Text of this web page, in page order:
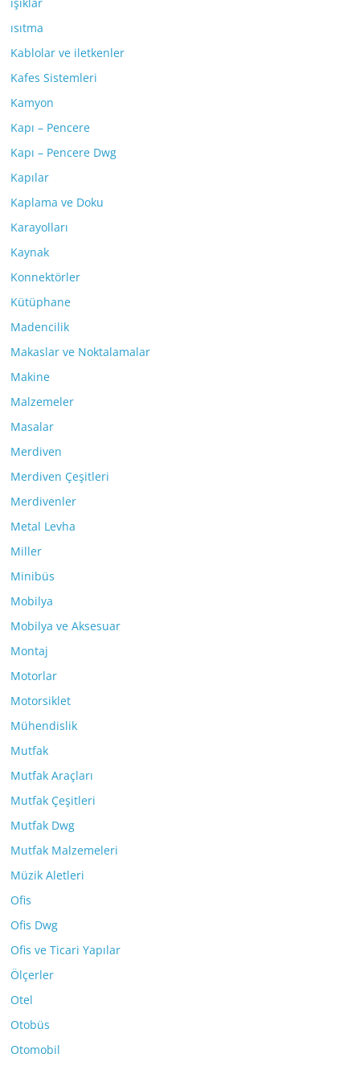
ısıtma
Kablolar ve iletkenler
Kafes Sistemleri
Kamyon
Kapı – Pencere
Kapı – Pencere Dwg
Kapılar
Kaplama ve Doku
Karayolları
Kaynak
Konnektörler
Kütüphane
Madencilik
Makaslar ve Noktalamalar
Makine
Malzemeler
Masalar
Merdiven
Merdiven Çeşitleri
Merdivenler
Metal Levha
Miller
Minibüs
Mobilya
Mobilya ve Aksesuar
Montaj
Motorlar
Motorsiklet
Mühendislik
Mutfak
Mutfak Araçları
Mutfak Çeşitleri
Mutfak Dwg
Mutfak Malzemeleri
Müzik Aletleri
Ofis
Ofis Dwg
Ofis ve Ticari Yapılar
Ölçerler
Otel
Otobüs
Otomobil